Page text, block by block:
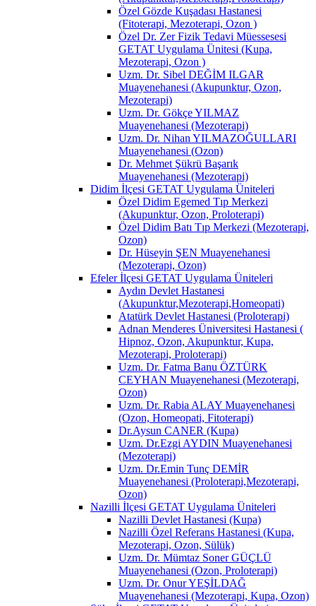
Özel Gözde Kuşadası Hastanesi
(Fitoterapi, Mezoterapi, Ozon )
Özel Dr. Zer Fizik Tedavi Müessesesi
GETAT Uygulama Ünitesi (Kupa,
Mezoterapi, Ozon )
Uzm. Dr. Sibel DEĞİM ILGAR
Muayenehanesi (Akupunktur, Ozon,
Mezoterapi)
Uzm. Dr. Gökçe YILMAZ
Muayenehanesi (Mezoterapi)
Uzm. Dr. Nihan YILMAZOĞULLARI
Muayenehanesi (Ozon)
Dr. Mehmet Şükrü Başarık
Muayenehanesi (Mezoterapi)
Didim İlçesi GETAT Uygulama Üniteleri
Özel Didim Egemed Tıp Merkezi
(Akupunktur, Ozon, Proloterapi)
Özel Didim Batı Tıp Merkezi (Mezoterapi,
Ozon)
Dr. Hüseyin ŞEN Muayenehanesi
(Mezoterapi, Ozon)
Efeler İlçesi GETAT Uygulama Üniteleri
Aydın Devlet Hastanesi
(Akupunktur,Mezoterapi,Homeopati)
Atatürk Devlet Hastanesi (Proloterapi)
Adnan Menderes Üniversitesi Hastanesi (
Hipnoz, Ozon, Akupunktur, Kupa,
Mezoterapi, Proloterapi)
Uzm. Dr. Fatma Banu ÖZTÜRK
CEYHAN Muayenehanesi (Mezoterapi,
Ozon)
Uzm. Dr. Rabia ALAY Muayenehanesi
(Ozon, Homeopati, Fitoterapi)
Dr.Aysun CANER (Kupa)
Uzm. Dr.Ezgi AYDIN Muayenehanesi
(Mezoterapi)
Uzm. Dr.Emin Tunç DEMİR
Muayenehanesi (Proloterapi,Mezoterapi,
Ozon)
Nazilli İlçesi GETAT Uygulama Üniteleri
Nazilli Devlet Hastanesi (Kupa)
Nazilli Özel Referans Hastanesi (Kupa,
Mezoterapi, Ozon, Sülük)
Uzm. Dr. Mümtaz Soner GÜÇLÜ
Muayenehanesi (Ozon, Proloterapi)
Uzm. Dr. Onur YEŞİLDAĞ
Muayenehanesi (Mezoterapi, Kupa, Ozon)